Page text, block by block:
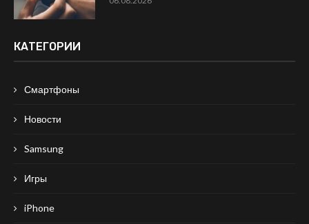
КАТЕГОРИИ
Смартфоны
Новости
Samsung
Игры
iPhone